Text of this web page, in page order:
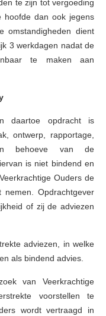
te zijn tot vergoeding
hoofde dan ook jegens
omstandigheden dient
3 werkdagen nadat de
te maken aan
daartoe opdracht is
ontwerp, rapportage,
behoeve van de
is niet bindend en
Ouders de
Opdrachtgever
of zij de adviezen
adviezen, in welke
als bindend advies.
van Veerkrachtige
voorstellen te
wordt vertraagd in